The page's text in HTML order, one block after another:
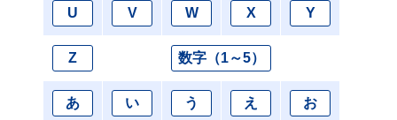
U V W X Y
Z 数字（1～5）
あ い う え お